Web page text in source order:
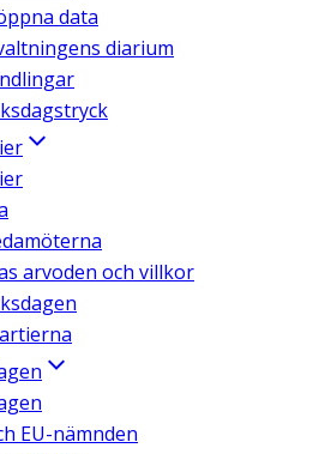
data
diarium
arvoden och villkor
EU-nämnden